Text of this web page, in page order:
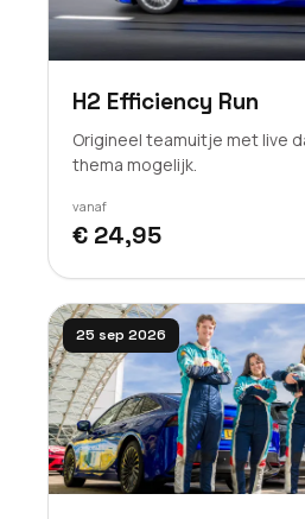
H2 Efficiency Run
Origineel teamuitje met live
thema mogelijk.
vanaf
€ 24,95
25 sep 2026